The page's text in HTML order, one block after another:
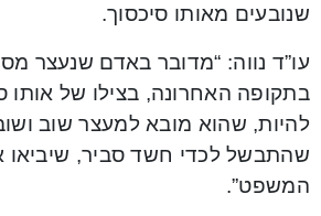
שנובעים מאותו סיכסוך.
עו”ד נווה: “מדובר באדם שנעצר
בתקופה האחרונה, בצילו של אותו
להיות, שהוא מובא למעצר שוב
שהתבשל לכדי חשד סביר, שיביאו
המשפט”.